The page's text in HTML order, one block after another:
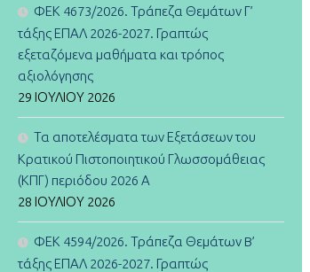
ΦΕΚ 4673/2026. Τράπεζα Θεμάτων Γ’
τάξης ΕΠΑΛ 2026-2027. Γραπτώς
εξεταζόμενα μαθήματα και τρόπος
αξιολόγησης
29 ΙΟΥΛΊΟΥ 2026
Τα αποτελέσματα των Εξετάσεων του
Κρατικού Πιστοποιητικού Γλωσσομάθειας
(ΚΠΓ) περιόδου 2026 Α
28 ΙΟΥΛΊΟΥ 2026
ΦΕΚ 4594/2026. Τράπεζα Θεμάτων B’
τάξης ΕΠΑΛ 2026-2027. Γραπτώς